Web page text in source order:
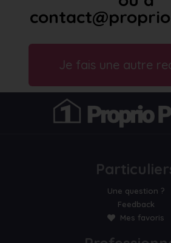
Je fais une autre
Une question ?
Feedback
Mes favoris